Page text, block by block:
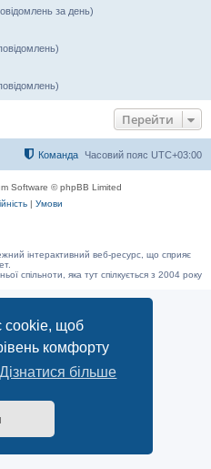
cookie, щоб
комфорту
Дізнатися більше
за день)
Перейти
Часовий пояс UTC+03:00
Команда
Software © phpBB Limited
| Умови
інтерактивний веб-ресурс, що сприяє
спільноти, яка тут спілкується з 2004 року